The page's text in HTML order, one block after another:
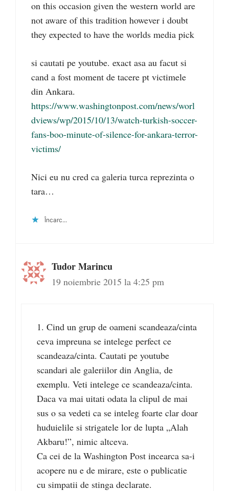
on this occasion given the western world are
not aware of this tradition however i doubt
they expected to have the worlds media pick
si cautati pe youtube. exact asa au facut si
cand a fost moment de tacere pt victimele
din Ankara.
https://www.washingtonpost.com/news/worl
dviews/wp/2015/10/13/watch-turkish-soccer-
fans-boo-minute-of-silence-for-ankara-terror-
victims/
Nici eu nu cred ca galeria turca reprezinta o
tara…
Încarc...
Tudor Marincu
19 noiembrie 2015 la 4:25 pm
1. Cind un grup de oameni scandeaza/cinta
ceva impreuna se intelege perfect ce
scandeaza/cinta. Cautati pe youtube
scandari ale galeriilor din Anglia, de
exemplu. Veti intelege ce scandeaza/cinta.
Daca va mai uitati odata la clipul de mai
sus o sa vedeti ca se inteleg foarte clar doar
huduielile si strigatele lor de lupta „Alah
Akbaru!”, nimic altceva.
Ca cei de la Washington Post incearca sa-i
acopere nu e de mirare, este o publicatie
cu simpatii de stinga declarate.